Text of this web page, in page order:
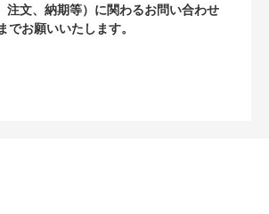
注文、納期等）に関わるお問い合わせ
までお願いいたします。